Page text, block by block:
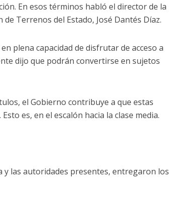
En esos términos habló el director de la
Terrenos del Estado, José Dantés Díaz.
plena capacidad de disfrutar de acceso a
dijo que podrán convertirse en sujetos
el Gobierno contribuye a que estas
es, en el escalón hacia la clase media.
y las autoridades presentes, entregaron los